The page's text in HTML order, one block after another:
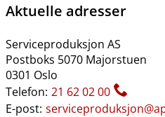
Aktuelle adresser
Serviceproduksjon AS
Postboks 5070 Majorstuen
0301 Oslo
Telefon: 21 62 02 00
E-post: